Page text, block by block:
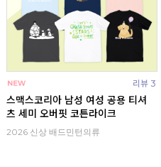
리뷰 3
스맥스코리아 남성 여성 공용 티셔
츠 세미 오버핏 코튼라이크
2026 신상 배드민턴의류